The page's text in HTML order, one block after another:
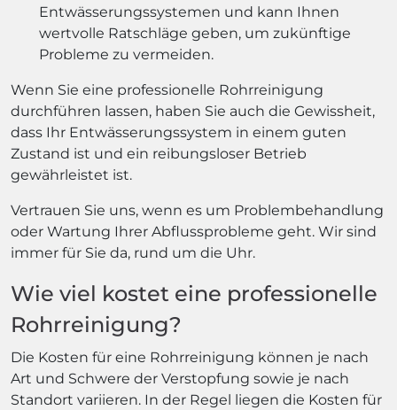
Entwässerungssystemen und kann Ihnen
wertvolle Ratschläge geben, um zukünftige
Probleme zu vermeiden.
Wenn Sie eine professionelle Rohrreinigung
durchführen lassen, haben Sie auch die Gewissheit,
dass Ihr Entwässerungssystem in einem guten
Zustand ist und ein reibungsloser Betrieb
gewährleistet ist.
Vertrauen Sie uns, wenn es um Problembehandlung
oder Wartung Ihrer Abflussprobleme geht. Wir sind
immer für Sie da, rund um die Uhr.
Wie viel kostet eine professionelle
Rohrreinigung?
Die Kosten für eine Rohrreinigung können je nach
Art und Schwere der Verstopfung sowie je nach
Standort variieren. In der Regel liegen die Kosten für